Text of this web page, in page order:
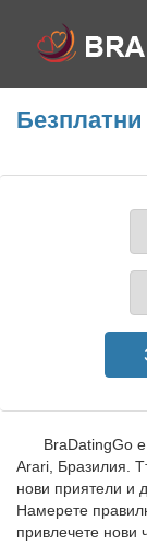
BraDatingGo
Arari, Бразилия.
нови приятели и
Намерете
привлечете нови